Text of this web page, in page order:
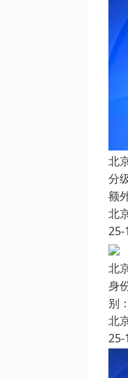
北
分
额
北
25-
北
身
别
北
25-